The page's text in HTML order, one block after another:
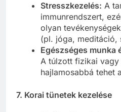
Stresszkezelés: A
immunrendszert,
olyan
(pl. jóga, meditáció,
Egészséges munka
A túlzott fizikai vagy
hajlamosabbá tehet
7. Korai tünetek kezelése